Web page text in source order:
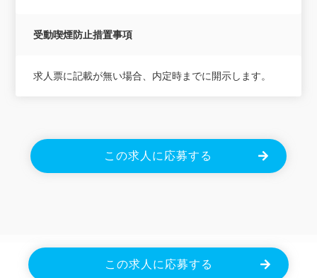
受動喫煙防止措置事項
求人票に記載が無い場合、内定時までに開示します。
この求人に応募する
この求人に応募する
Powered By JOBOLE.